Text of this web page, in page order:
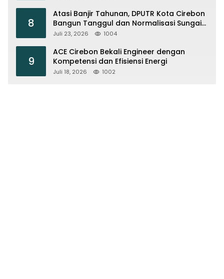
8
Atasi Banjir Tahunan, DPUTR Kota Cirebon
Bangun Tanggul dan Normalisasi Sungai
Kijing
Juli 23, 2026 1004
9
ACE Cirebon Bekali Engineer dengan
Kompetensi dan Efisiensi Energi
Juli 18, 2026 1002